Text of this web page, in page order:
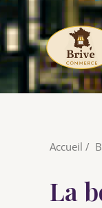
Accueil /
La